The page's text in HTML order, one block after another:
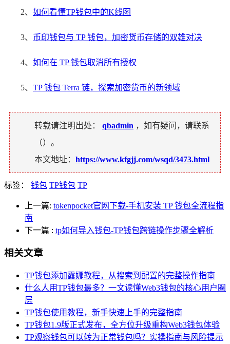
2、 如何看懂TP钱包中的K线图
3、 币印钱包与 TP 钱包，加密货币存储的双雄对决
4、 如何在 TP 钱包取消所有授权
5、 TP 钱包 Terra 链，探索加密货币的新领域
转载请注明出处： qbadmin ，如有疑问，请联系
（）。
本文地址： https://www.kfgjj.com/wsqd/3473.html
标签： 钱包 TP钱包 TP
上一篇: tokenpocket官网下载-手机安装 TP 钱包全流程指
南
下一篇 : tp如何导入钱包-TP钱包跨链操作步骤全解析
相关文章
TP钱包添加露娜教程，从搜索到配置的完整操作指南
什么人用TP钱包最多？一文读懂Web3钱包的核心用户圈
层
TP钱包使用教程，新手快速上手的完整指南
TP钱包1.9版正式发布，全方位升级重构Web3钱包体验
TP观察钱包可以转为正常钱包吗？实操指南与风险提示